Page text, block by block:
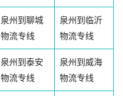
泉州到聊城
物流专线
泉州到临沂
物流专线
泉州到泰安
物流专线
泉州到威海
物流专线